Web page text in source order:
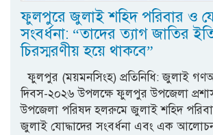
ফুলপুরে জুলাই শহিদ পরিবার ও
সংবর্ধনা: “তাদের ত্যাগ জাতির
চিরস্মরণীয় হয়ে থাকবে”
​ফুলপুর (ময়মনসিংহ) প্রতিনিধি: জুলাই
দিবস-২০২৬ উপলক্ষে ফুলপুর উপজেলা
উপজেলা পরিষদ হলরুমে জুলাই শহিদ
জুলাই যোদ্ধাদের সংবর্ধনা এবং এক